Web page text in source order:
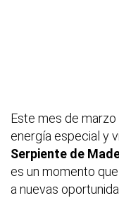
Este mes de marzo
energía especial y
Serpiente de
es un momento
a nuevas